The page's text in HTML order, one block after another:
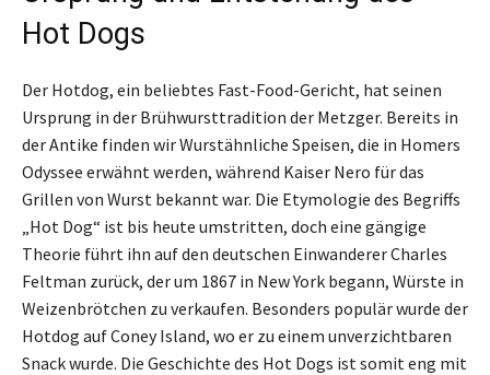
Hot Dogs
Der Hotdog, ein beliebtes Fast-Food-Gericht, hat seinen
Ursprung in der Brühwursttradition der Metzger. Bereits in
der Antike finden wir Wurstähnliche Speisen, die in Homers
Odyssee erwähnt werden, während Kaiser Nero für das
Grillen von Wurst bekannt war. Die Etymologie des Begriffs
„Hot Dog“ ist bis heute umstritten, doch eine gängige
Theorie führt ihn auf den deutschen Einwanderer Charles
Feltman zurück, der um 1867 in New York begann, Würste in
Weizenbrötchen zu verkaufen. Besonders populär wurde der
Hotdog auf Coney Island, wo er zu einem unverzichtbaren
Snack wurde. Die Geschichte des Hot Dogs ist somit eng mit